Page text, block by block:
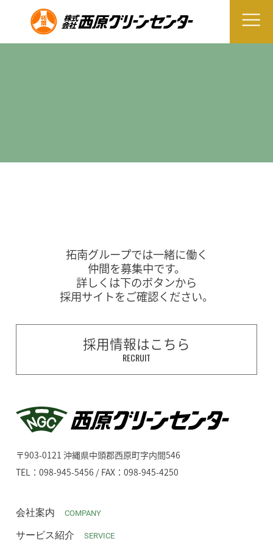
拓南グループでは一緒に働く
仲間を募集中です。
詳しくは下のボタンから
採用サイトをご確認ください。
採用情報はこちら
RECRUIT
〒903-0121 沖縄県中頭郡西原町字内間546
TEL：098-945-5456 / FAX：098-945-4250
会社案内 COMPANY
サービス紹介 SERVICE